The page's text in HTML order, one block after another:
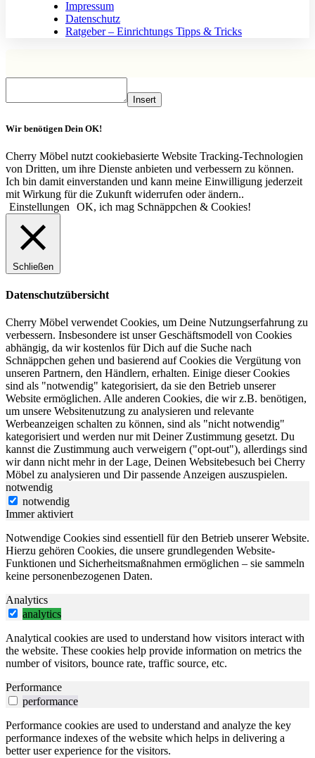
Impressum
Datenschutz
Ratgeber – Einrichtungs Tipps & Tricks
Insert
Wir benötigen Dein OK!
Cherry Möbel nutzt cookiebasierte Website Tracking-Technologien
von Dritten, um ihre Dienste anbieten und verbessern zu können.
Ich bin damit einverstanden und kann meine Einwilligung jederzeit
mit Wirkung für die Zukunft widerrufen oder ändern..
Einstellungen
OK, ich mag Schnäppchen & Cookies!
Schließen
Datenschutzübersicht
Cherry Möbel verwendet Cookies, um Deine Nutzungserfahrung zu
verbessern. Insbesondere ist unser Geschäftsmodell von Cookies
abhängig, da wir kostenlos für Dich auf die Suche nach
Schnäppchen gehen und basierend auf Cookies die Vergütung von
unseren Partnern, den Händlern, erhalten. Einige dieser Cookies
sind als "notwendig" kategorisiert, da sie den Betrieb unserer
Website ermöglichen. Alle anderen Cookies, die wir z.B. benötigen,
um unsere Websitenutzung zu analysieren und relevante
Werbeanzeigen schalten zu können, sind als "nicht notwendig"
kategorisiert und werden nur mit Deiner Zustimmung gesetzt. Du
kannst die Zustimmung auch verweigern ("opt-out"), allerdings sind
wir dann nicht mehr in der Lage, Deinen Websitebesuch bei Cherry
Möbel zu analysieren und Dir passende Anzeigen auszuspielen.
notwendig
notwendig
Immer aktiviert
Notwendige Cookies sind essentiell für den Betrieb unserer Website.
Hierzu gehören Cookies, die unsere grundlegenden Website-
Funktionen und Sicherheitsmaßnahmen ermöglichen – sie sammeln
keine personenbezogenen Daten.
Analytics
analytics
Analytical cookies are used to understand how visitors interact with
the website. These cookies help provide information on metrics the
number of visitors, bounce rate, traffic source, etc.
Performance
performance
Performance cookies are used to understand and analyze the key
performance indexes of the website which helps in delivering a
better user experience for the visitors.